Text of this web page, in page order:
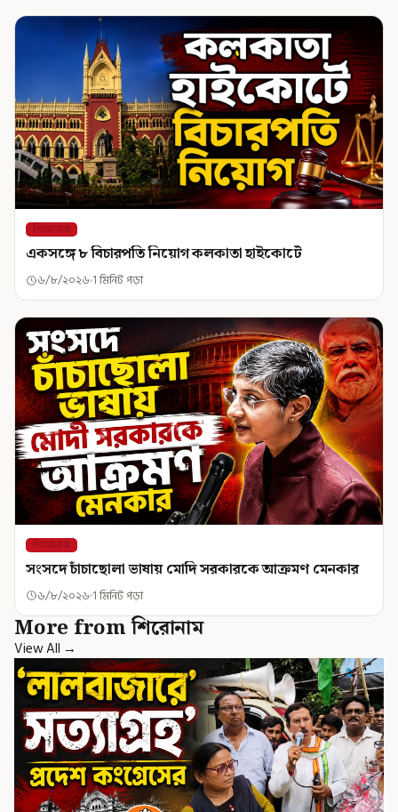
শিরোনাম
একসঙ্গে ৮ বিচারপতি নিয়োগ কলকাতা হাইকোর্টে
৬/৮/২০২৬ 1 মিনিট পড়া
শিরোনাম
সংসদে চাঁচাছোলা ভাষায় মোদি সরকারকে আক্রমণ মেনকার
৬/৮/২০২৬ 1 মিনিট পড়া
More from শিরোনাম
View All →